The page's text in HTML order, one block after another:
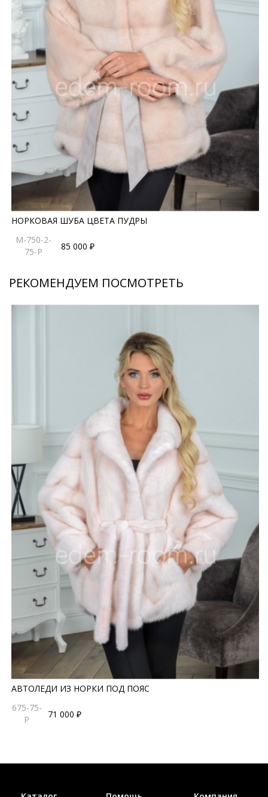
НОРКОВАЯ ШУБА ЦВЕТА ПУДРЫ
M-750-2-
75-P
85 000 ₽
РЕКОМЕНДУЕМ ПОСМОТРЕТЬ
АВТОЛЕДИ ИЗ НОРКИ ПОД ПОЯС
675-75-
P
71 000 ₽